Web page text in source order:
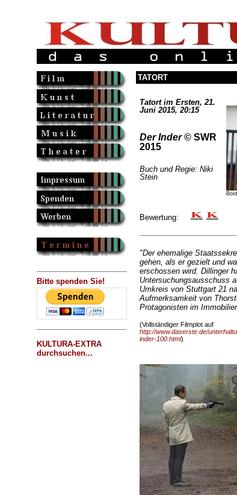
Bitte spenden Sie!
KULTURA-EXTRA
durchsuchen...
TATORT
Tatort im Ersten, 21.
Juni 2015, 20:15
Der Inder© SWR
2015
Buch und Regie: Niki
Stein
Bewertung:
"Der ehemalige
gehen, als er gezielt und
erschossen wird. Dillinger
Untersuchungsausschuss
Umkreis von Stuttgart 21
Aufmerksamkeit von
Protagonisten im
(Vollständiger Filmplot auf
http://www.daserste.de/
inder-100.html)